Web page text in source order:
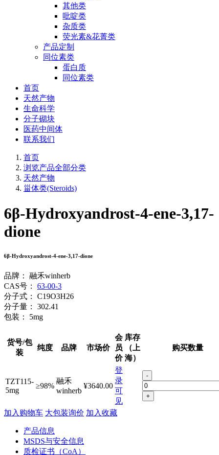
其他类
吡啶类
杂质类
荧光素&花菁类
产品定制
同位素类
蛋白质
同位素类
首页
天然产物
生命科学
分子砌块
医药中间体
联系我们
首页
浏览产品全部分类
天然产物
甾体类(Steroids)
6β-Hydroxyandrost-4-ene-3,17-
dione
6β-Hydroxyandrost-4-ene-3,17-dione
品牌：
融禾winherb
CAS号：
63-00-3
分子式：
C19O3H26
分子量：
302.41
包装：
5mg
货号/包
装
纯度 品牌 市场价
会
员
价
库存
（上
海）
购买数量
TZT115-
5mg
≥98%
融禾
winherb
¥3640.00
登
录
可
见
-
+
加入购物车 大包装询价 加入收藏
产品信息
MSDS与安全信息
质检证书（CoA）